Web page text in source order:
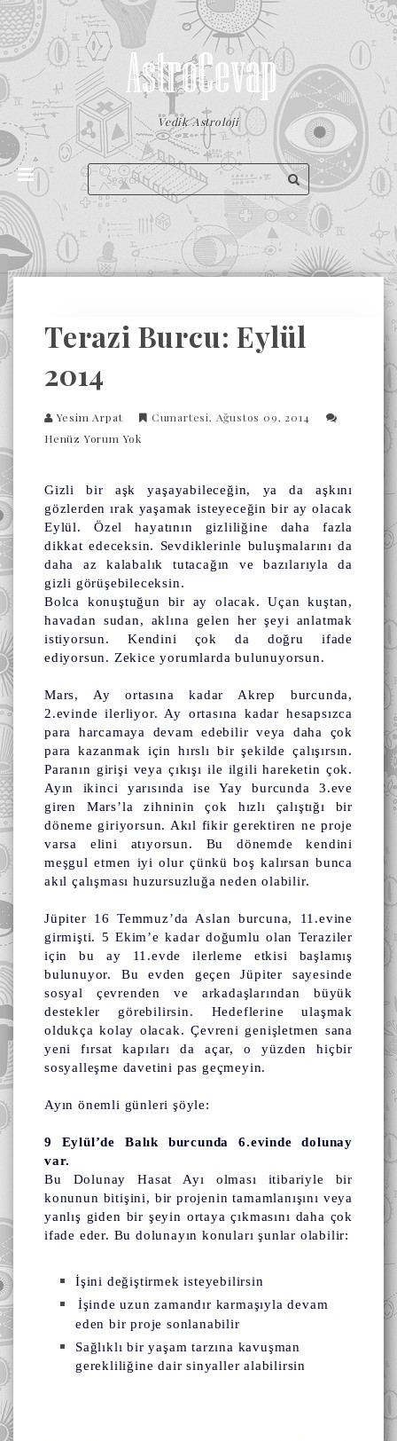
Vedik Astroloji
Terazi Burcu: Eylül
2014
Yesim Arpat
Cumartesi, Ağustos 09, 2014
Henüz Yorum Yok
Gizli bir aşk yaşayabileceğin, ya da aşkını
gözlerden ırak yaşamak isteyeceğin bir ay olacak
Eylül. Özel hayatının gizliliğine daha fazla
dikkat edeceksin. Sevdiklerinle buluşmalarını da
daha az kalabalık tutacağın ve bazılarıyla da
gizli görüşebileceksin.
Bolca konuştuğun bir ay olacak. Uçan kuştan,
havadan sudan, aklına gelen her şeyi anlatmak
istiyorsun. Kendini çok da doğru ifade
ediyorsun. Zekice yorumlarda bulunuyorsun.
Mars, Ay ortasına kadar Akrep burcunda,
2.evinde ilerliyor. Ay ortasına kadar hesapsızca
para harcamaya devam edebilir veya daha çok
para kazanmak için hırslı bir şekilde çalışırsın.
Paranın girişi veya çıkışı ile ilgili hareketin çok.
Ayın ikinci yarısında ise Yay burcunda 3.eve
giren Mars’la zihninin çok hızlı çalıştığı bir
döneme giriyorsun. Akıl fikir gerektiren ne proje
varsa elini atıyorsun. Bu dönemde kendini
meşgul etmen iyi olur çünkü boş kalırsan bunca
akıl çalışması huzursuzluğa neden olabilir.
Jüpiter 16 Temmuz’da Aslan burcuna, 11.evine
girmişti. 5 Ekim’e kadar doğumlu olan Teraziler
için bu ay 11.evde ilerleme etkisi başlamış
bulunuyor. Bu evden geçen Jüpiter sayesinde
sosyal çevrenden ve arkadaşlarından büyük
destekler görebilirsin. Hedeflerine ulaşmak
oldukça kolay olacak. Çevreni genişletmen sana
yeni fırsat kapıları da açar, o yüzden hiçbir
sosyalleşme davetini pas geçmeyin.
Ayın önemli günleri şöyle:
9 Eylül’de Balık burcunda 6.evinde dolunay
var.
Bu Dolunay Hasat Ayı olması itibariyle bir
konunun bitişini, bir projenin tamamlanışını veya
yanlış giden bir şeyin ortaya çıkmasını daha çok
ifade eder. Bu dolunayın konuları şunlar olabilir:
İşini değiştirmek isteyebilirsin
İşinde uzun zamandır karmaşıyla devam
eden bir proje sonlanabilir
Sağlıklı bir yaşam tarzına kavuşman
gerekliliğine dair sinyaller alabilirsin